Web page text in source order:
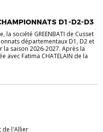
D1-D2-D3
société GREENBATI de Cusset
départementaux D1, D2 et
saison 2026-2027. Après la
avec Fatima CHATELAIN de la
de l'Allier